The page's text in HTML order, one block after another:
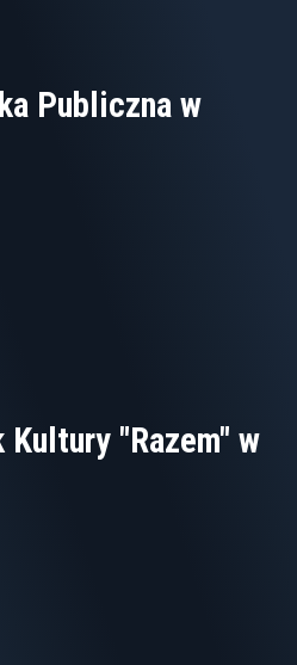
Publiczna w
Kultury "Razem" w